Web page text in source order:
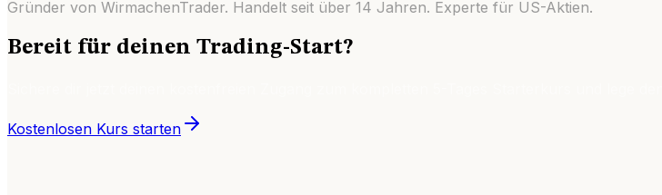
Gründer von WirmachenTrader. Handelt seit über 14 Jahren. Experte für US-Aktien.
Bereit für deinen Trading-Start?
Kostenlosen Kurs starten